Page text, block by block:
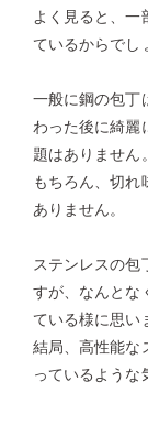
よく見ると、
ているからでし
一般に鋼の包丁
わった後に綺麗
題はありません。
もちろん、切
ありません。
ステンレスの包
すが、なんとな
ている様に思い
結局、高性能な
っているような